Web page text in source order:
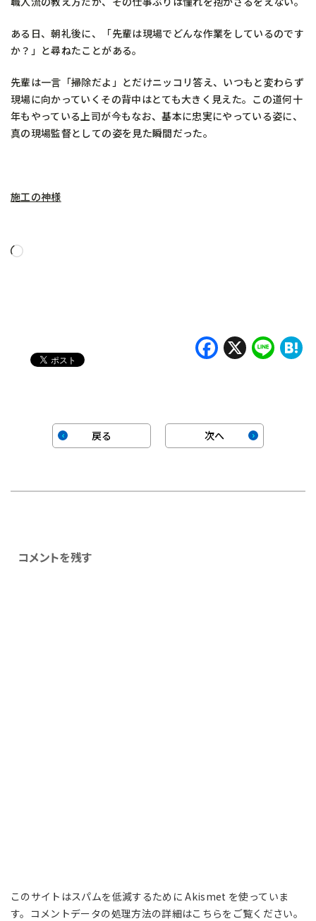
ある日、朝礼後に、「先輩は現場でどんな作業をしているのです
か？」と尋ねたことがある。
先輩は一言「掃除だよ」とだけニッコリ答え、いつもと変わらず
現場に向かっていくその背中はとても大きく見えた。この道何十
年もやっている上司が今もなお、基本に忠実にやっている姿に、
真の現場監督としての姿を見た瞬間だった。
施工の神様
読
X
戻る 次へ
コメントを残す
このサイトはスパムを低減するために Akismet を使っていま
す。 コメントデータの処理方法の詳細はこちらをご覧ください。